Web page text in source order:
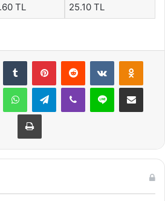
TL 25.10 TL
Tumblr PinterestReddit VKontakte
WhatsAppTelegramViber Line E-Posta ile
Yazdır